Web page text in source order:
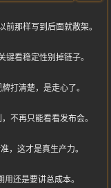
那样写到后面就散架。
看稳定性别掉链子。
打清楚，是走心了。
不再只能看看发布会。
，这才是真生产力。
还是要讲总成本。